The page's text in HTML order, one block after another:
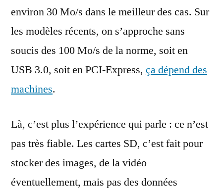
environ 30 Mo/s dans le meilleur des cas. Sur
les modèles récents, on s’approche sans
soucis des 100 Mo/s de la norme, soit en
USB 3.0, soit en PCI-Express, ça dépend des
machines.
Là, c’est plus l’expérience qui parle : ce n’est
pas très fiable. Les cartes SD, c’est fait pour
stocker des images, de la vidéo
éventuellement, mais pas des données